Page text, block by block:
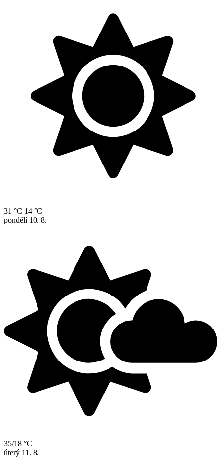
31 °C 14 °C
pondělí 10. 8.
35/18 °C
úterý 11. 8.